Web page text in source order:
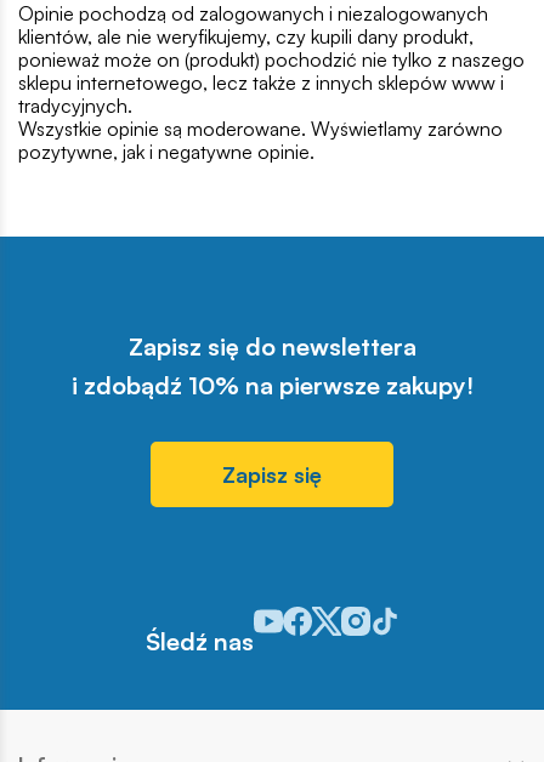
Opinie pochodzą od zalogowanych i niezalogowanych
klientów, ale nie weryfikujemy, czy kupili dany produkt,
ponieważ może on (produkt) pochodzić nie tylko z naszego
sklepu internetowego, lecz także z innych sklepów www i
tradycyjnych.
Wszystkie opinie są moderowane. Wyświetlamy zarówno
pozytywne, jak i negatywne opinie.
Zapisz się do newslettera
i zdobądź 10% na pierwsze zakupy!
Zapisz się
Śledź nas
Odwiedź nasz profil w serwisie
Odwiedź nasz profil w serwisie
Odwiedź nasz profil w
Odwiedź nasz profil w
Odwiedź nasz profil